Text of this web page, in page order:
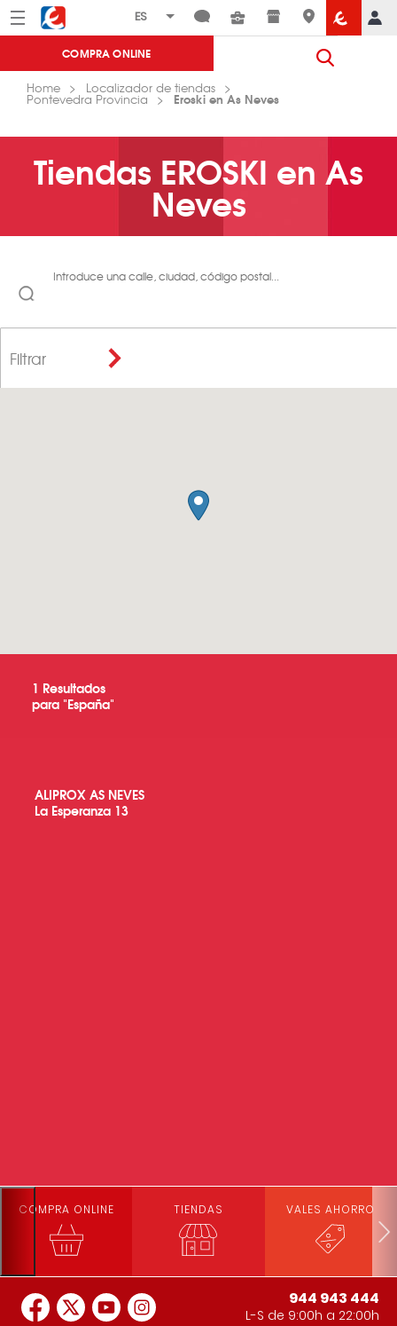
Menú Eroski
COMPRA ONLINE
Home Localizador de tiendas
Pontevedra Provincia Eroski en As Neves
Tiendas EROSKI en As
Neves
Introduce una calle, ciudad, código postal...
1 Resultados
para "España"
ALIPROX AS NEVES
La Esperanza 13
COMPRA ONLINE TIENDAS VALES AHORRO
944 943 444
L-S de 9:00h a 22:00h